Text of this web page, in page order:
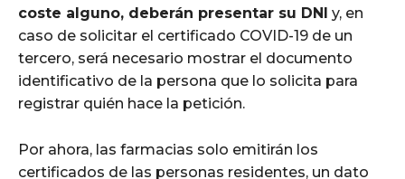
coste alguno, deberán presentar su DNI y, en
caso de solicitar el certificado COVID-19 de un
tercero, será necesario mostrar el documento
identificativo de la persona que lo solicita para
registrar quién hace la petición.
Por ahora, las farmacias solo emitirán los
certificados de las personas residentes, un dato